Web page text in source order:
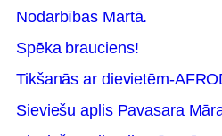
Nodarbības Martā.
Spēka brauciens!
Tikšanās ar dievietēm-
Sieviešu aplis Pavasara